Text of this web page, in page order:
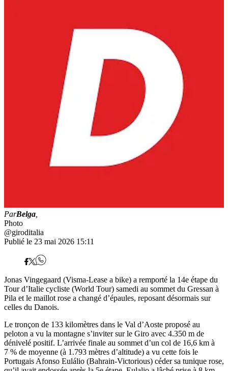
ParBelga
Photo
@giroditalia
Publié le 23 mai 2026 15:11
Jonas Vingegaard (Visma-Lease a bike) a remporté la 14e étape du
Tour d’Italie cycliste (World Tour) samedi au sommet du Gressan à
Pila et le maillot rose a changé d’épaules, reposant désormais sur
celles du Danois.
Le tronçon de 133 kilomètres dans le Val d’Aoste proposé au
peloton a vu la montagne s’inviter sur le Giro avec 4.350 m de
dénivelé positif. L’arrivée finale au sommet d’un col de 16,6 km à
7 % de moyenne (à 1.793 mètres d’altitude) a vu cette fois le
Portugais Afonso Eulálio (Bahrain-Victorious) céder sa tunique rose,